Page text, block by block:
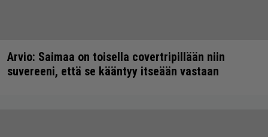
Arvio: Saimaa on toisella covertripillään niin
suvereeni, että se kääntyy itseään vastaan